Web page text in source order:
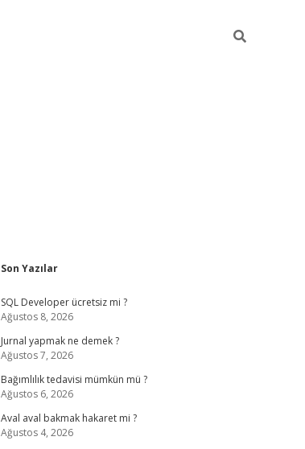
Sidebar
Son Yazılar
SQL Developer ücretsiz mi ?
Ağustos 8, 2026
Jurnal yapmak ne demek ?
Ağustos 7, 2026
Bağımlılık tedavisi mümkün mü ?
Ağustos 6, 2026
Aval aval bakmak hakaret mi ?
Ağustos 4, 2026